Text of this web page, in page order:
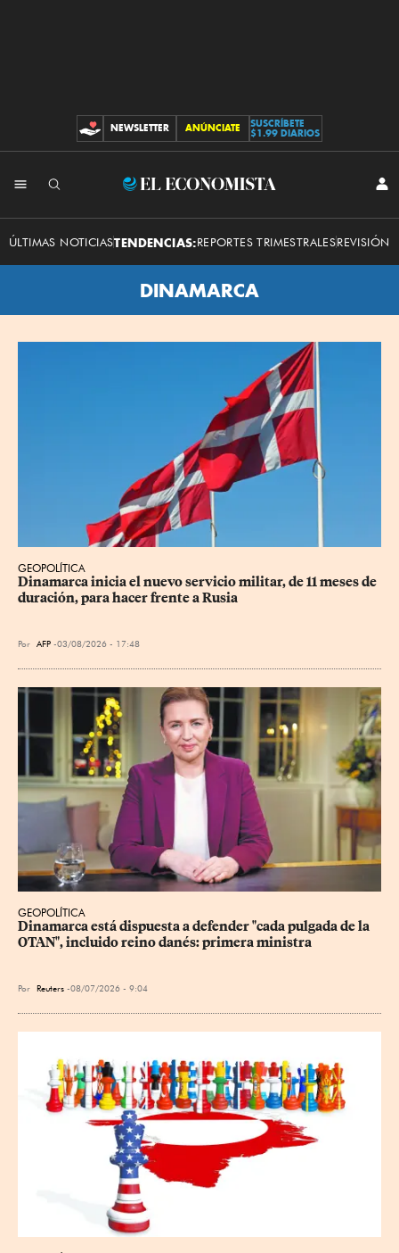
CONTRIBUCIONES
NEWSLETTER ANÚNCIATE
SUSCRÍBETE
$1.99 DIARIOS
El
Economista
ÚLTIMAS NOTICIASTENDENCIAS:REPORTES TRIMESTRALESREVISIÓN
DINAMARCA
GEOPOLÍTICA
Dinamarca inicia el nuevo servicio militar, de 11 meses de
duración, para hacer frente a Rusia
Por AFP 03/08/2026 - 17:48
GEOPOLÍTICA
Dinamarca está dispuesta a defender "cada pulgada de la
OTAN", incluido reino danés: primera ministra
Por Reuters 08/07/2026 - 9:04